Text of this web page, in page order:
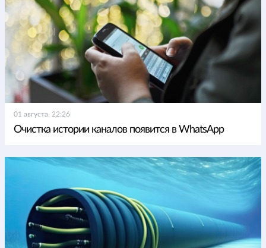
01 августа, 22:26
Очистка истории каналов появится в WhatsApp